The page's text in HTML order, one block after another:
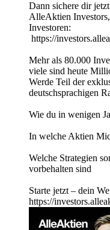
Dann sichere dir
AlleAktien
Investoren:
https://
Mehr als 80.000
viele sind heute
Werde Teil der
deutschsprachigen
Wie du in wenigen
In welche Aktien
Welche Strategien
vorbehalten sind
Starte jetzt – dein
https://